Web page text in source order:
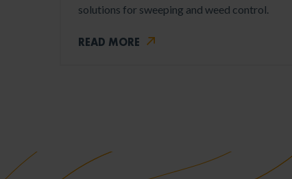
solutions for sweeping and weed control.
READ MORE